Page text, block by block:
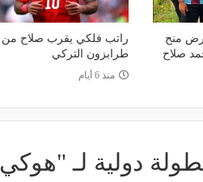
منح
صلاح
راتب فلكي يقرب صلاح من
طرابزون التركي
منذ 6 أيام
دولية لـ "هوكي